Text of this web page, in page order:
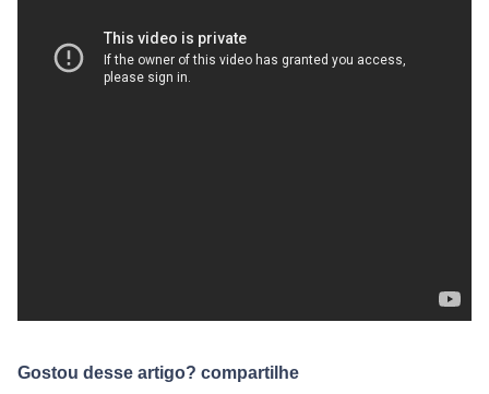
Gostou desse artigo? compartilhe